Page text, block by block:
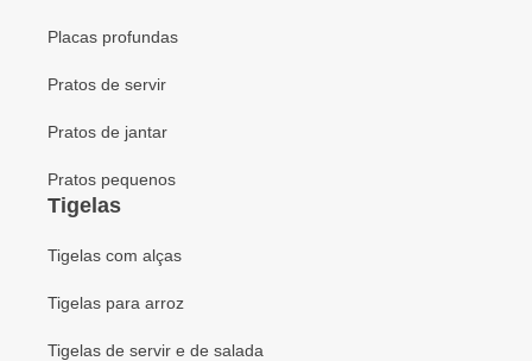
Placas profundas
Pratos de servir
Pratos de jantar
Pratos pequenos
Tigelas
Tigelas com alças
Tigelas para arroz
Tigelas de servir e de salada